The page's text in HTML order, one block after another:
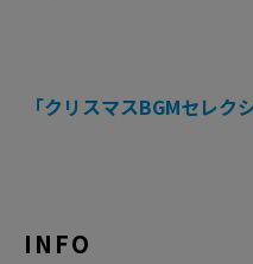
「クリスマスBGMセレ
INFO